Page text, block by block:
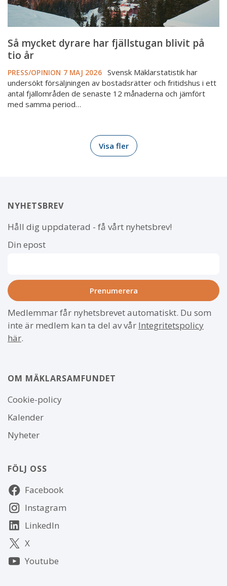
Så mycket dyrare har fjällstugan blivit på
tio år
PRESS/OPINION 7 MAJ 2026 Svensk Mäklarstatistik har
undersökt försäljningen av bostadsrätter och fritidshus i ett
antal fjällområden de senaste 12 månaderna och jämfört
med samma period…
Visa fler
NYHETSBREV
Håll dig uppdaterad - få vårt nyhetsbrev!
Din epost
Medlemmar får nyhetsbrevet automatiskt. Du som
inte är medlem kan ta del av vår Integritetspolicy
här.
OM MÄKLARSAMFUNDET
Om
webbplatsen
Cookie-policy
Kalender
Nyheter
FÖLJ OSS
Följ
oss Facebook
Instagram
LinkedIn
X
Youtube